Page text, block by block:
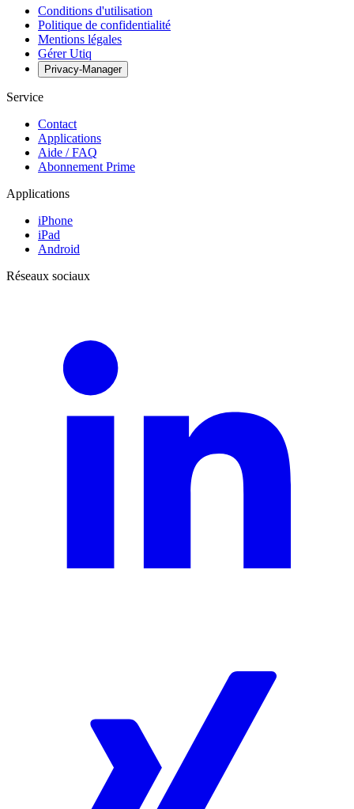
Conditions d'utilisation
Politique de confidentialité
Mentions légales
Gérer Utiq
Privacy-Manager
Service
Contact
Applications
Aide / FAQ
Abonnement Prime
Applications
iPhone
iPad
Android
Réseaux sociaux